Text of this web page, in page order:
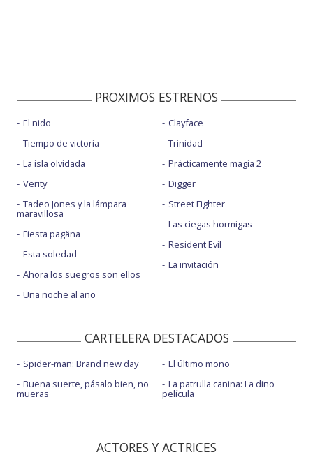
PROXIMOS ESTRENOS
El nido
Tiempo de victoria
La isla olvidada
Verity
Tadeo Jones y la lámpara
maravillosa
Fiesta pagäna
Esta soledad
Ahora los suegros son ellos
Una noche al año
Clayface
Trinidad
Prácticamente magia 2
Digger
Street Fighter
Las ciegas hormigas
Resident Evil
La invitación
CARTELERA DESTACADOS
Spider-man: Brand new day
Buena suerte, pásalo bien, no
mueras
El último mono
La patrulla canina: La dino
película
ACTORES Y ACTRICES